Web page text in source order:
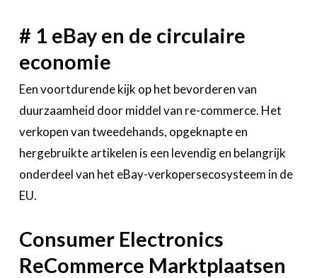
# 1 eBay en de circulaire
economie
Een voortdurende kijk op het bevorderen van
duurzaamheid door middel van re-commerce. Het
verkopen van tweedehands, opgeknapte en
hergebruikte artikelen is een levendig en belangrijk
onderdeel van het eBay-verkopersecosysteem in de
EU.
Consumer Electronics
ReCommerce Marktplaatsen